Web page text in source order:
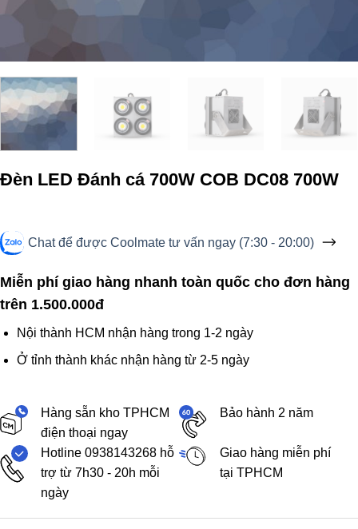
Đèn LED Đánh cá 700W COB DC08 700W
Chat để được Coolmate tư vấn ngay (7:30 - 20:00)
Miễn phí giao hàng nhanh toàn quốc cho đơn hàng
trên 1.500.000đ
Nội thành HCM nhận hàng trong 1-2 ngày
Ở tỉnh thành khác nhận hàng từ 2-5 ngày
Hàng sẵn kho TPHCM
điện thoại ngay
Bảo hành 2 năm
Hotline 0938143268 hỗ
trợ từ 7h30 - 20h mỗi
ngày
Giao hàng miễn phí
tại TPHCM